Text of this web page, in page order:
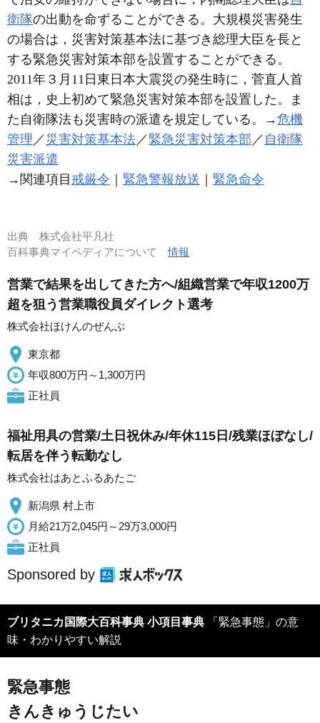
衛隊の出動を命ずることができる。大規模災害発生
の場合は，災害対策基本法に基づき総理大臣を長と
する緊急災害対策本部を設置することができる。
2011年３月11日東日本大震災の発生時に，菅直人首
相は，史上初めて緊急災害対策本部を設置した。ま
た自衛隊法も災害時の派遣を規定している。→危機
管理 ／ 災害対策基本法／ 緊急災害対策本部 ／ 自衛隊
災害派遣
→関連項目 戒厳令 緊急警報放送 緊急命令
出典 株式会社平凡社
百科事典マイペディアについて情報
営業で結果を出してきた方へ/組織営業で年収1200万
超を狙う営業職役員ダイレクト選考
株式会社ほけんのぜんぶ
東京都
年収800万円～1,300万円
正社員
福祉用具の営業/土日祝休み/年休115日/残業ほぼなし/
転居を伴う転勤なし
株式会社はあとふるあたご
新潟県 村上市
月給21万2,045円～29万3,000円
正社員
Sponsored by
ブリタニカ国際大百科事典 小項目事典 「緊急事態」の意
味・わかりやすい解説
緊急事態
きんきゅうじたい